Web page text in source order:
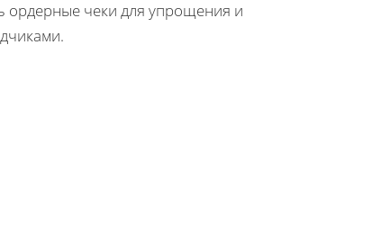
ордерные чеки для упрощения и